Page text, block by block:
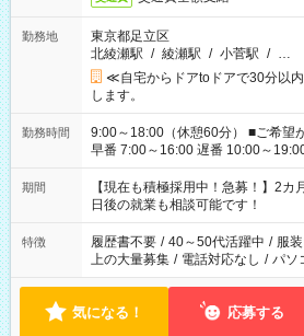
勤務地
東京都足立区
北綾瀬駅 / 綾瀬駅 / 小菅駅 / …
≪自宅からドアtoドアで30分以
します。
勤務時間
9:00～18:00（休憩60分） ■ご希望があれば下記シフトもOK！
早番 7:00～16:00 遅番 10:00～19:00 「家族と休みを合わせ
い」 「余裕を持って夕飯の準備が
たくない」 など、ご希望を教えてくださいね
の方へ 今ご覧のお仕事で希望する
の勤務時間。 合計で週40時間を超
期間
【現在も積極採用中！急募！】2
日後の就業も相談可能です！
特徴 履歴書不要 / 40～50代活躍中 / 服
上の大量募集 / 電話対応なし / パソ
気になる！ 応募する